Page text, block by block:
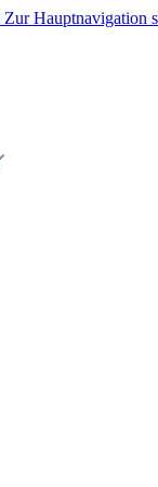
Zur Hauptnavigation